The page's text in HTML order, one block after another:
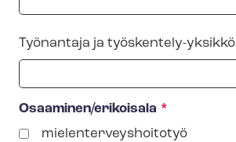
Työnantaja ja työskentely-​yksikkö
Osaaminen/erikoisala
mie­len­ter­veys­hoi­to­työ